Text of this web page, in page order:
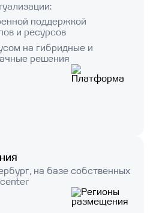
поддержкой
и ресурсов
на гибридные и
решения
на базе собственных